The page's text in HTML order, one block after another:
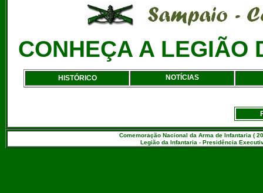
CONHEÇA A LEGIÃO
HISTÓRICO NOTÍCIAS
Comemoração Nacional da Arma de Infantaria (
Legião da Infantaria - Presidência